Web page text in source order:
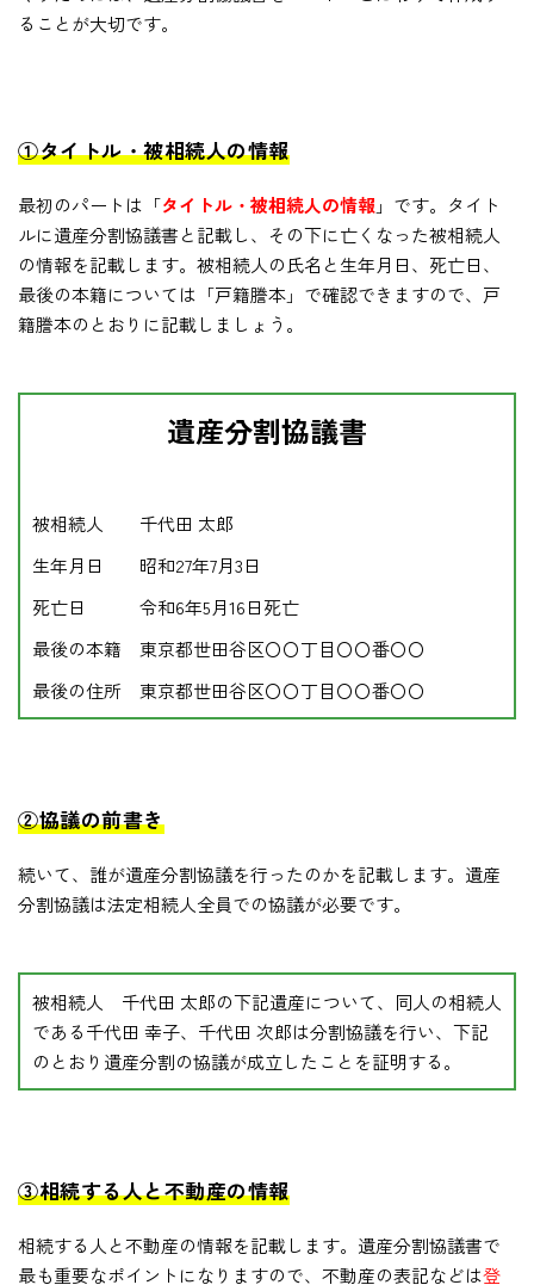
ることが大切です。
①タイトル・被相続人の情報
最初のパートは「タイトル・被相続人の情報」です。タイト
ルに遺産分割協議書と記載し、その下に亡くなった被相続人
の情報を記載します。被相続人の氏名と生年月日、死亡日、
最後の本籍については「戸籍謄本」で確認できますので、戸
籍謄本のとおりに記載しましょう。
遺産分割協議書
被相続人 千代田 太郎
生年月日 昭和27年7月3日
死亡日 令和6年5月16日死亡
最後の本籍 東京都世田谷区〇〇丁目〇〇番〇〇
最後の住所 東京都世田谷区〇〇丁目〇〇番〇〇
②協議の前書き
続いて、誰が遺産分割協議を行ったのかを記載します。遺産
分割協議は法定相続人全員での協議が必要です。
被相続人 千代田 太郎の下記遺産について、同人の相続人
である千代田 幸子、千代田 次郎は分割協議を行い、下記
のとおり遺産分割の協議が成立したことを証明する。
③相続する人と不動産の情報
相続する人と不動産の情報を記載します。遺産分割協議書で
最も重要なポイントになりますので、不動産の表記などは登